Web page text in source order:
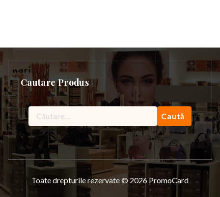
Cautare Produs
Caută
după:
Toate drepturile rezervate © 2026 PromoCard